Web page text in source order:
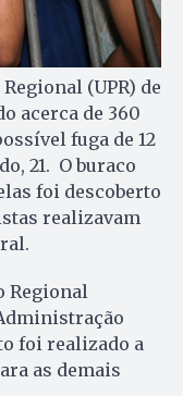
(UPR) de
acerca de 360
fuga de 12
21. O buraco
foi descoberto
realizavam
Regional
foi realizado a
as demais